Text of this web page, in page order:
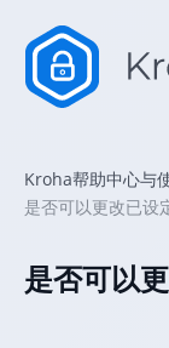
Kroha帮助中心与
是否可以更改已设
是否可以